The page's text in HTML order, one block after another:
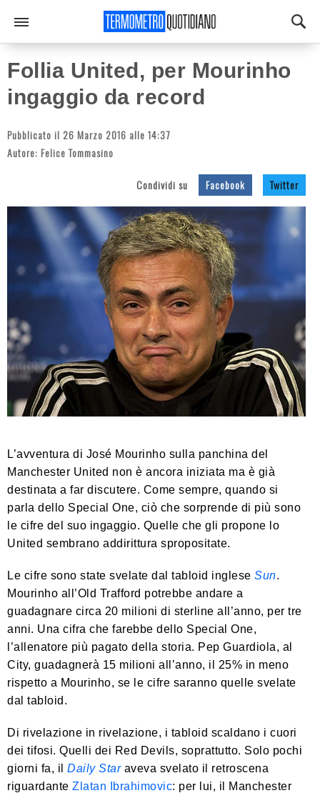
Follia United, per Mourinho
ingaggio da record
Pubblicato il 26 Marzo 2016 alle 14:37
Autore: Felice Tommasino
Condividi su Facebook Twitter
L’avventura di José Mourinho sulla panchina del
Manchester United non è ancora iniziata ma è già
destinata a far discutere. Come sempre, quando si
parla dello Special One, ciò che sorprende di più sono
le cifre del suo ingaggio. Quelle che gli propone lo
United sembrano addirittura spropositate.
Le cifre sono state svelate dal tabloid inglese Sun.
Mourinho all’Old Trafford potrebbe andare a
guadagnare circa 20 milioni di sterline all’anno, per tre
anni. Una cifra che farebbe dello Special One,
l’allenatore più pagato della storia. Pep Guardiola, al
City, guadagnerà 15 milioni all’anno, il 25% in meno
rispetto a Mourinho, se le cifre saranno quelle svelate
dal tabloid.
Di rivelazione in rivelazione, i tabloid scaldano i cuori
dei tifosi. Quelli dei Red Devils, soprattutto. Solo pochi
giorni fa, il Daily Staraveva svelato il retroscena
riguardante Zlatan Ibrahimovic: per lui, il Manchester